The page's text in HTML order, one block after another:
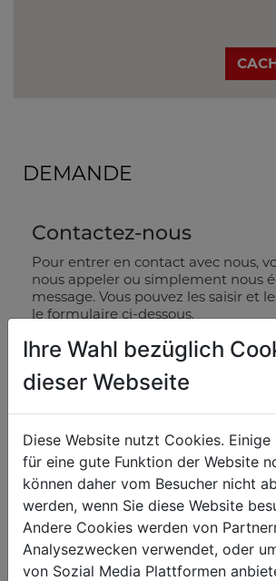
DEMANDE
Contactez-nous
Pour entrer en contact avec nous,
nous appeler ou simplement nous
message. Vous pouvez les saisir et
le formulaire ci-dessous.
Veuillez utiliser notre formulaire
vous avez des réclamations ou des
pièces de rechange. Ce formulaire
pas de répondre aux questions
salutation
titre_53
nom_10
Ihre Wahl bezüglich
dieser Webseite
Diese Website nutzt Cookies.
für eine gute Funktion der Website
können daher vom Besucher nicht
werden, wenn Sie diese Website
Andere Cookies werden von
Analysezwecken verwendet, oder
von Sozial Media Plattformen